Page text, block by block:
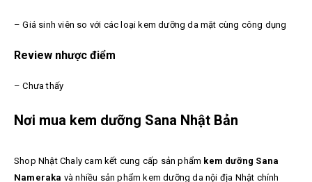
– Giá sinh viên so với các loại kem dưỡng da mặt cùng công dụng
Review nhược điểm
– Chưa thấy
Nơi mua kem dưỡng Sana Nhật Bản
Shop Nhật Chaly cam kết cung cấp sản phẩm kem dưỡng Sana
Nameraka và nhiều sản phẩm kem dưỡng da nội địa Nhật chính